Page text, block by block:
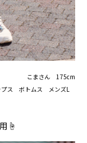
こまさん 175cm
プス ボトムス メンズL
☝️